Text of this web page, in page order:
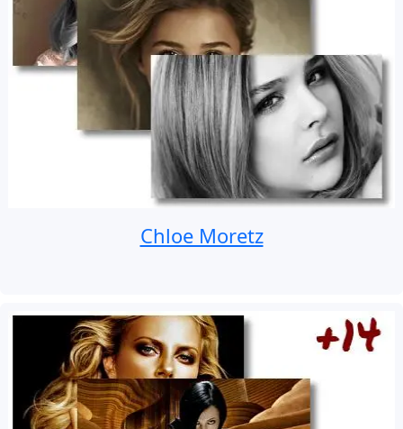
Chloe Moretz